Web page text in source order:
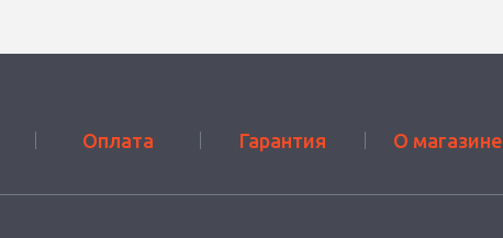
Оплата Гарантия О магазине